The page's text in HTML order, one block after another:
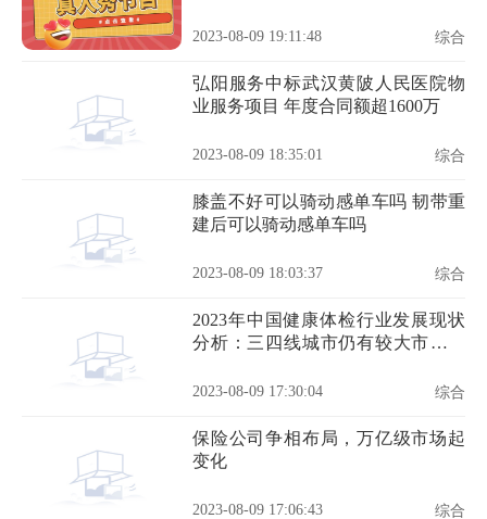
成的公告
2023-08-09 19:11:48 综合
弘阳服务中标武汉黄陂人民医院物
业服务项目 年度合同额超1600万
2023-08-09 18:35:01 综合
膝盖不好可以骑动感单车吗 韧带重
建后可以骑动感单车吗
2023-08-09 18:03:37 综合
2023年中国健康体检行业发展现状
分析：三四线城市仍有较大市场开
2023-08-09 17:30:04 综合
保险公司争相布局，万亿级市场起
变化
2023-08-09 17:06:43 综合